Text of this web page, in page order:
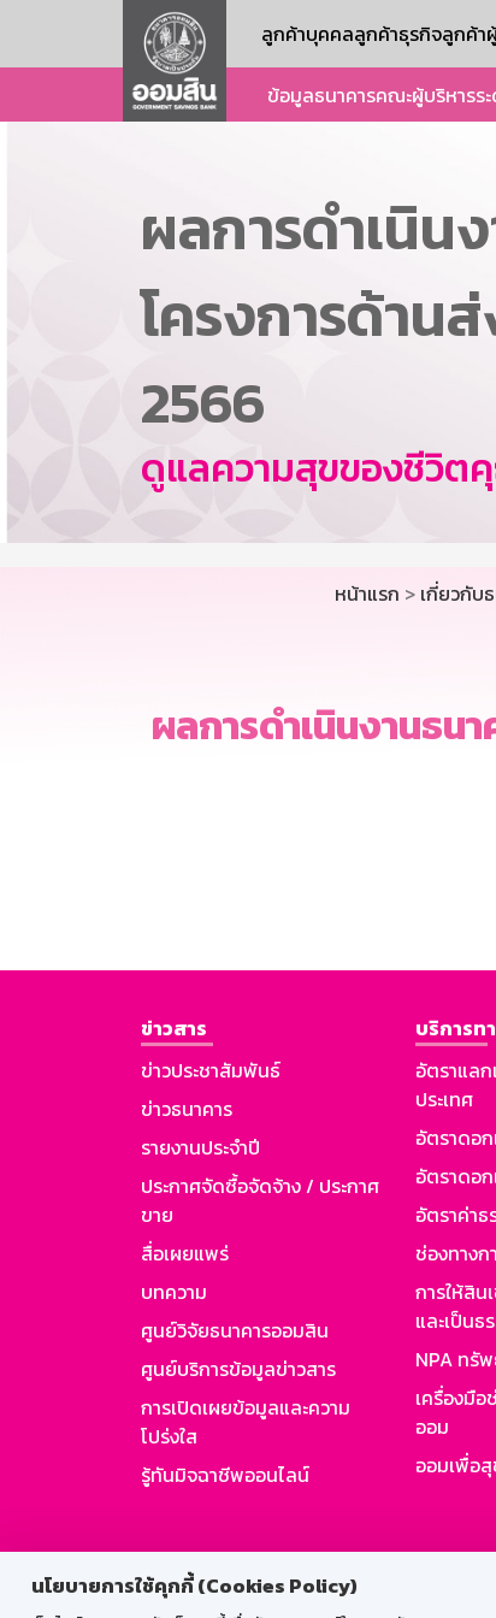
นโยบายการใช้คุกกี้ (Cookies Policy)
ลูกค้าบุคคลลูกค้าธุรกิจลูกค้า
ข้อมูลธนาคารคณะผู้บริหารร
ผลการดำเนิน
โครงการด้าน
2566
ดูแลความสุขของชีวิต
หน้าแรก > เกี่ยวกับ
ผลการดำเนินงานธน
ข่าวสาร
ข่าวประชาสัมพันธ์
ข่าวธนาคาร
รายงานประจำปี
ประกาศจัดซื้อจัดจ้าง / ประกาศ
ขาย
สื่อเผยแพร่
บทความ
ศูนย์วิจัยธนาคารออมสิน
ศูนย์บริการข้อมูลข่าวสาร
การเปิดเผยข้อมูลและความ
โปร่งใส
รู้ทันมิจฉาชีพออนไลน์
บริการท
อัตราแล
ประเทศ
อัตราดอก
อัตราดอ
อัตราค่าธ
ช่องทางก
การให้สิ
และเป็นธ
NPA ทรั
เครื่องมื
ออม
ออมเพื่อ